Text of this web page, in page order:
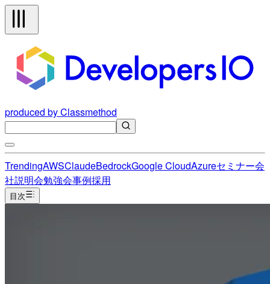
produced by Classmethod
TrendingAWSClaudeBedrockGoogle CloudAzureセミナー会
社説明会勉強会事例採用
目次